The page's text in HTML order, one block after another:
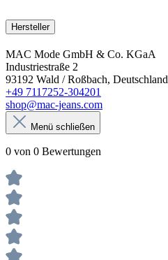
Hersteller
MAC Mode GmbH & Co. KGaA
Industriestraße 2
93192 Wald / Roßbach, Deutschland
+49 7117252-304201
shop@mac-jeans.com
Menü schließen
0 von 0 Bewertungen